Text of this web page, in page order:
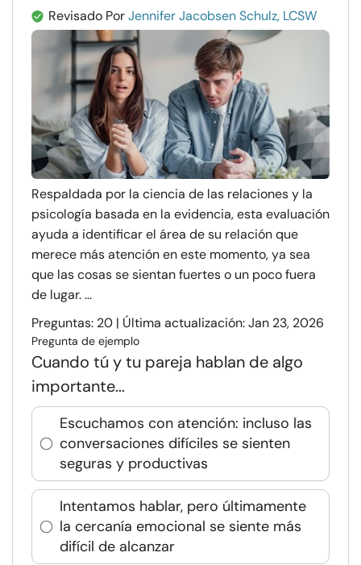
Revisado PorJennifer Jacobsen Schulz, LCSW
Respaldada por la ciencia de las relaciones y la
psicología basada en la evidencia, esta evaluación
ayuda a identificar el área de su relación que
merece más atención en este momento, ya sea
que las cosas se sientan fuertes o un poco fuera
de lugar. ...
Preguntas: 20 | Última actualización: Jan 23, 2026
Pregunta de ejemplo
Cuando tú y tu pareja hablan de algo
importante...
Escuchamos con atención: incluso las
conversaciones difíciles se sienten
seguras y productivas
Intentamos hablar, pero últimamente
la cercanía emocional se siente más
difícil de alcanzar